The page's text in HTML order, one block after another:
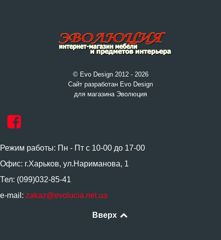
© Evo Design 2012 - 2026
Сайт разработан Evo Design
для магазина Эволюция
Режим работы: Пн - Пт с 10-00 до 17-00
Офис: г.Харьков, ул.Нариманова, 1
Тел: (099)032-85-41
e-mail: zakaz@evolucia.net.ua
Вверх